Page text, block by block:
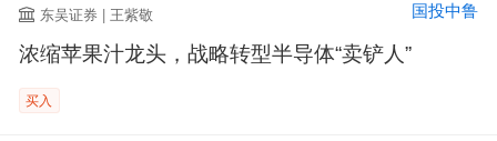
东吴证券 | 王紫敬 国投中鲁
浓缩苹果汁龙头，战略转型半导体“卖铲人”
买入